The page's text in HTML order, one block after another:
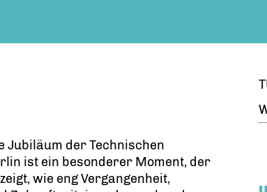
Jubiläum der Technischen
ist ein besonderer Moment, der
wie eng Vergangenheit,